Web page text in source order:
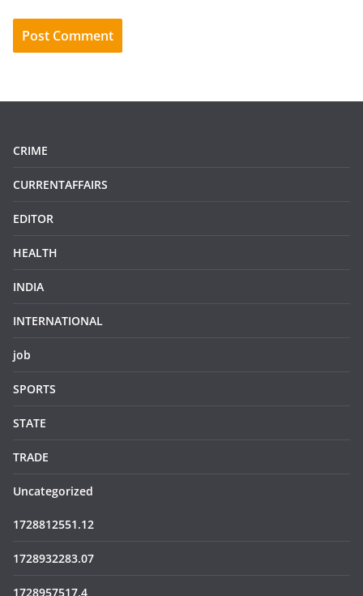
CRIME
CURRENTAFFAIRS
EDITOR
HEALTH
INDIA
INTERNATIONAL
job
SPORTS
STATE
TRADE
Uncategorized
1728812551.12
1728932283.07
1728957517.4